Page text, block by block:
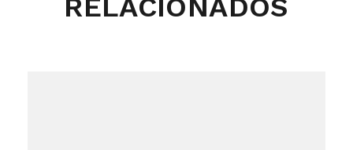
RELACIONADOS